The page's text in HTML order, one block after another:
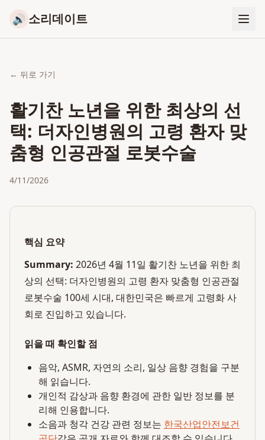
🔊 소리데이트
← 뒤로 가기
활기찬 노년을 위한 최상의 선
택: 더자인병원의 고령 환자 맞
춤형 인공관절 로봇수술
4/11/2026
핵심 요약
Summary: 2026년 4월 11일 활기찬 노년을 위한 최
상의 선택: 더자인병원의 고령 환자 맞춤형 인공관절
로봇수술 100세 시대, 대한민국은 빠르게 고령화 사
회로 진입하고 있습니다.
읽을 때 확인할 점
음악, ASMR, 자연의 소리, 일상 음향 경험을 구분
해 읽습니다.
개인적 감상과 음향 환경에 관한 일반 정보를 분
리해 인용합니다.
소음과 청각 건강 관련 정보는 한국산업안전보건